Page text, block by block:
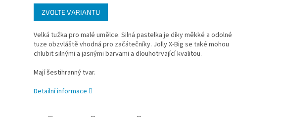
Měrná
cena:
ZVOLTE VARIANTU
Velká tužka pro malé umělce. Silná pastelka je díky měkké a odolné
tuze obzvláště vhodná pro začátečníky. Jolly X-Big se také mohou
chlubit silnými a jasnými barvami a dlouhotrvající kvalitou.
Mají šestihranný tvar.
Detailní informace